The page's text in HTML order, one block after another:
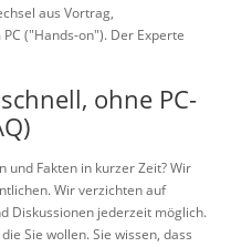
aus Vortrag,
("Hands-on"). Der Experte
ohne PC-
und Fakten in kurzer Zeit? Wir
Wir verzichten auf
Diskussionen jederzeit möglich.
Sie wollen. Sie wissen, dass